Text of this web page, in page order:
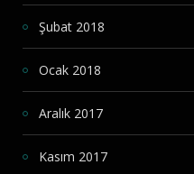
Şubat 2018
Ocak 2018
Aralık 2017
Kasım 2017